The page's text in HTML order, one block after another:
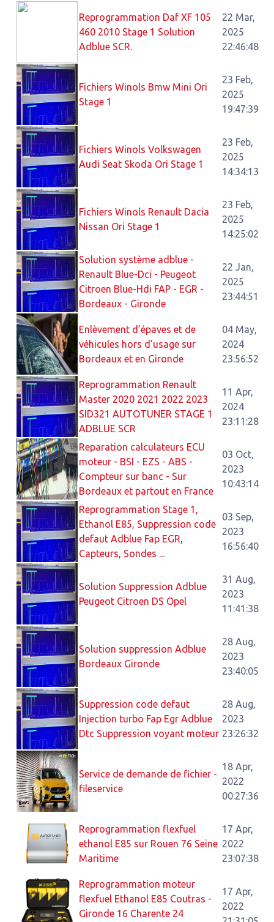
Reprogrammation Daf XF 105
460 2010 Stage 1 Solution
Adblue SCR.
22 Mar,
2025
22:46:48
Fichiers Winols Bmw Mini Ori
Stage 1
23 Feb,
2025
19:47:39
Fichiers Winols Volkswagen
Audi Seat Skoda Ori Stage 1
23 Feb,
2025
14:34:13
Fichiers Winols Renault Dacia
Nissan Ori Stage 1
23 Feb,
2025
14:25:02
Solution système adblue -
Renault Blue-Dci - Peugeot
Citroen Blue-Hdi FAP - EGR -
Bordeaux - Gironde
22 Jan,
2025
23:44:51
Enlèvement d’épaves et de
véhicules hors d’usage sur
Bordeaux et en Gironde
04 May,
2024
23:56:52
Reprogrammation Renault
Master 2020 2021 2022 2023
SID321 AUTOTUNER STAGE 1
ADBLUE SCR
11 Apr,
2024
23:11:28
Reparation calculateurs ECU
moteur - BSI - EZS - ABS -
Compteur sur banc - Sur
Bordeaux et partout en France
03 Oct,
2023
10:43:14
Reprogrammation Stage 1,
Ethanol E85, Suppression code
defaut Adblue Fap EGR,
Capteurs, Sondes ...
03 Sep,
2023
16:56:40
Solution Suppression Adblue
Peugeot Citroen DS Opel
31 Aug,
2023
11:41:38
Solution suppression Adblue
Bordeaux Gironde
28 Aug,
2023
23:40:05
Suppression code defaut
Injection turbo Fap Egr Adblue
Dtc Suppression voyant moteur
28 Aug,
2023
23:26:32
Service de demande de fichier -
fileservice
18 Apr,
2022
00:27:36
Reprogrammation flexfuel
ethanol E85 sur Rouen 76 Seine
Maritime
17 Apr,
2022
23:07:38
Reprogrammation moteur
flexfuel Ethanol E85 Coutras -
Gironde 16 Charente 24
17 Apr,
2022